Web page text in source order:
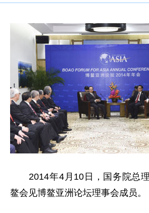
2014年4月10日，国务院总理
鳌会见博鳌亚洲论坛理事会成员。